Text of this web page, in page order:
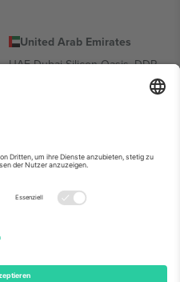
United Arab Emirates
UAE Dubai Silicon Oasis, DDP
Building A1, Office 302, Dubai,
kann je nach
Veranstaltungsseite, im